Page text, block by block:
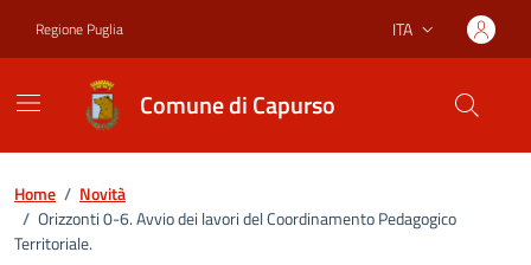
Regione Puglia Lingua attiva:
ITA
Comune di Capurso
Home / Novità
/ Orizzonti 0-6. Avvio dei lavori del Coordinamento Pedagogico
Territoriale.